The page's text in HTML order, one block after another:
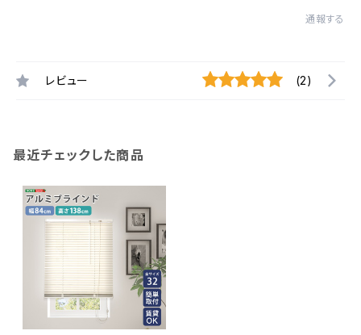
通報する
レビュー (2)
最近チェックした商品